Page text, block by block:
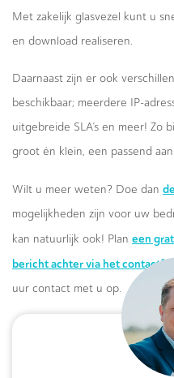
Met zakelijk glasvezel kunt u
en download realiseren.
Daarnaast zijn er ook
beschikbaar; meerdere IP-
uitgebreide SLA’s en meer! Zo
groot én klein, een passend
Wilt u meer weten? Doe dan
mogelijkheden zijn voor uw
kan natuurlijk ook! Plan een
bericht achter via het
uur contact met u op.